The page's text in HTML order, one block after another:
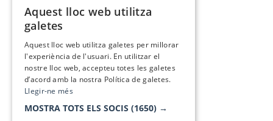
Aquest lloc web utilitza
galetes
Aquest lloc web utilitza galetes per millorar
l'experiència de l'usuari. En utilitzar el
nostre lloc web, accepteu totes les galetes
d’acord amb la nostra Política de galetes.
Llegir-ne més
MOSTRA TOTS ELS SOCIS (1650) →